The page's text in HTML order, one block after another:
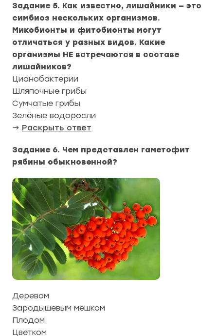
Задание 5. Как известно, лишайники — это
симбиоз нескольких организмов.
Микобионты и фитобионты могут
отличаться у разных видов. Какие
организмы НЕ встречаются в составе
лишайников?
Цианобактерии
Шляпочные грибы
Сумчатые грибы
Зелёные водоросли
→ Раскрыть ответ
Задание 6. Чем представлен гаметофит
рябины обыкновенной?
Деревом
Зародышевым мешком
Плодом
Цветком